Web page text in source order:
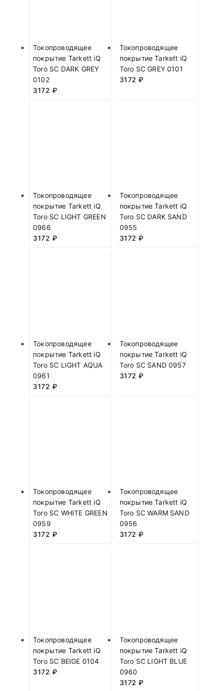
Токопроводящее
покрытие Tarkett iQ
Toro SC DARK GREY
0102
3172 ₽
Токопроводящее
покрытие Tarkett iQ
Toro SC GREY 0101
3172 ₽
Токопроводящее
покрытие Tarkett iQ
Toro SC LIGHT GREEN
0966
3172 ₽
Токопроводящее
покрытие Tarkett iQ
Toro SC DARK SAND
0955
3172 ₽
Токопроводящее
покрытие Tarkett iQ
Toro SC LIGHT AQUA
0961
3172 ₽
Токопроводящее
покрытие Tarkett iQ
Toro SC SAND 0957
3172 ₽
Токопроводящее
покрытие Tarkett iQ
Toro SC WHITE GREEN
0959
3172 ₽
Токопроводящее
покрытие Tarkett iQ
Toro SC WARM SAND
0956
3172 ₽
Токопроводящее
покрытие Tarkett iQ
Toro SC BEIGE 0104
3172 ₽
Токопроводящее
покрытие Tarkett iQ
Toro SC LIGHT BLUE
0960
3172 ₽